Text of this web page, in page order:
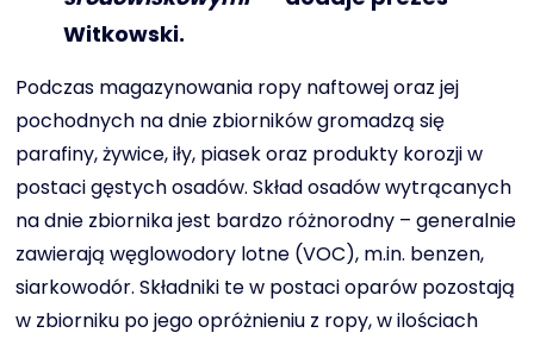
Witkowski.
Podczas magazynowania ropy naftowej oraz jej
pochodnych na dnie zbiorników gromadzą się
parafiny, żywice, iły, piasek oraz produkty korozji w
postaci gęstych osadów. Skład osadów wytrącanych
na dnie zbiornika jest bardzo różnorodny – generalnie
zawierają węglowodory lotne (VOC), m.in. benzen,
siarkowodór. Składniki te w postaci oparów pozostają
w zbiorniku po jego opróżnieniu z ropy, w ilościach